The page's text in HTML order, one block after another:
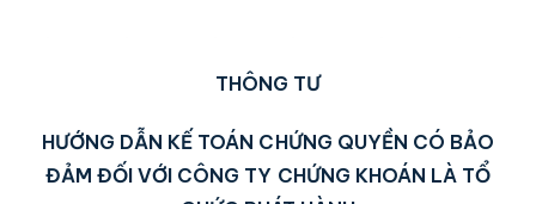
THÔNG TƯ
HƯỚNG DẪN KẾ TOÁN CHỨNG QUYỀN CÓ BẢO
ĐẢM ĐỐI VỚI CÔNG TY CHỨNG KHOÁN LÀ TỔ